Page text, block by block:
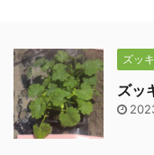
ズッ
ズッ